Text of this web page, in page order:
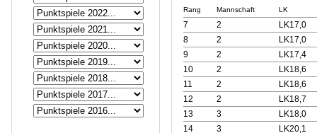
Rang Mannschaft LK
7 2
LK17,0
8
2
LK17,0
9
2
LK17,4
10
2
LK18,6
11
2
LK18,6
12
2
LK18,7
13
3
LK18,0
14
3
LK20,1